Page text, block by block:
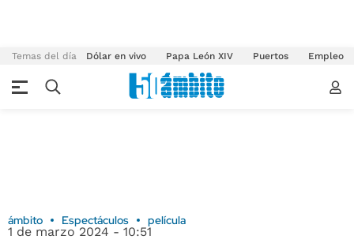
Temas del día Dólar en vivo Papa León XIV Puertos Empleo
ámbito Espectáculos película
1 de marzo 2024 - 10:51